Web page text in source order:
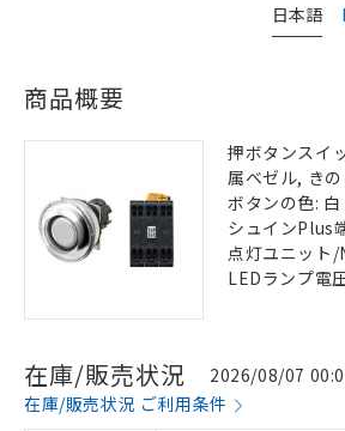
日本語
商品概要
押ボタンスイ
属ベゼル, き
ボタンの色:
シュインPlus
点灯ユニット/
LEDランプ電
在庫/販売状況
2026/08/07
在庫/販売状況 ご利用条件